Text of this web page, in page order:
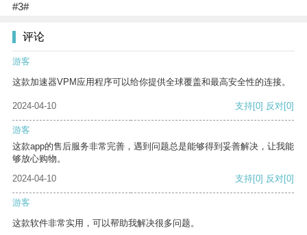
#3#
评论
游客
这款加速器VPM应用程序可以给你提供全球覆盖和最高安全性的连接。
2024-04-10 支持[0] 反对[0]
游客
这款app的售后服务非常完善，遇到问题总是能够得到妥善解决，让我能
够放心购物。
2024-04-10
支持[0] 反对[0]
游客
这款软件非常实用，可以帮助我解决很多问题。